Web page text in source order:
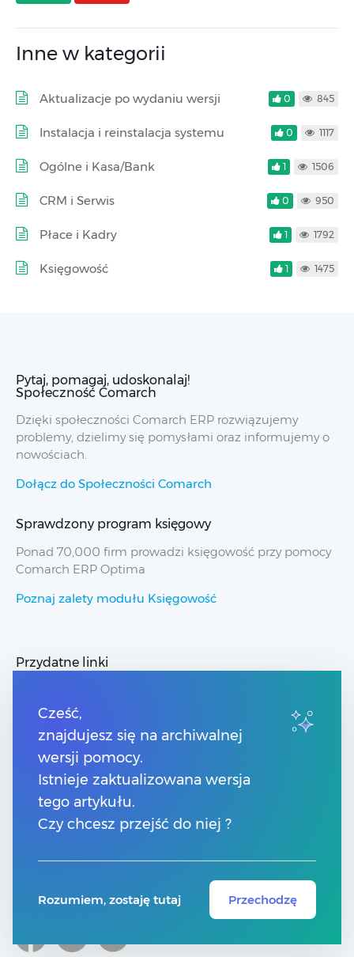
Inne w kategorii
Aktualizacje po wydaniu wersji 0 845
Instalacja i reinstalacja systemu 0 1117
Ogólne i Kasa/Bank 1 1506
CRM i Serwis 0 950
Płace i Kadry 1 1792
Księgowość 1 1475
Pytaj, pomagaj, udoskonalaj!
Społeczność Comarch
Dzięki społeczności Comarch ERP rozwiązujemy
problemy, dzielimy się pomysłami oraz informujemy o
nowościach.
Dołącz do Społeczności Comarch
Sprawdzony program księgowy
Ponad 70,000 firm prowadzi księgowość przy pomocy
Comarch ERP Optima
Poznaj zalety modułu Księgowość
Przydatne linki
Strony dla Klientów
Strony dla Partnerów
Pomoc Comarch ERP
Pomoc Comarch Betterfly
Pomoc Comarch e-Sklep
Pomoc Comarch HRM
Kontakt
Numery telefonów
Formularz kontaktowy
Cześć,
znajdujesz się na archiwalnej
wersji pomocy.
Istnieje zaktualizowana wersja
tego artykułu.
Czy chcesz przejść do niej ?
Rozumiem, zostaję tutaj Przechodzę